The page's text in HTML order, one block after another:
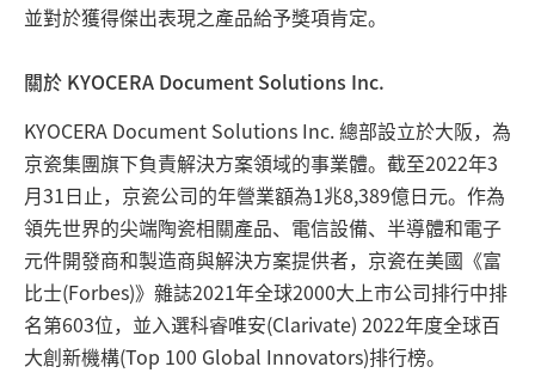
並對於獲得傑出表現之產品給予獎項肯定。
關於 KYOCERA Document Solutions Inc.
KYOCERA Document Solutions Inc. 總部設立於大阪，為
京瓷集團旗下負責解決方案領域的事業體。截至2022年3
月31日止，京瓷公司的年營業額為1兆8,389億日元。作為
領先世界的尖端陶瓷相關產品、電信設備、半導體和電子
元件開發商和製造商與解決方案提供者，京瓷在美國《富
比士(Forbes)》雜誌2021年全球2000大上市公司排行中排
名第603位，並入選科睿唯安(Clarivate) 2022年度全球百
大創新機構(Top 100 Global Innovators)排行榜。